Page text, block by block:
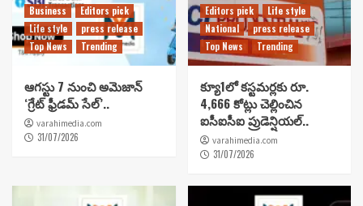
Business
Editors pick
Life style
press release
Top News
Trending
ఆగస్టు 7 నుంచి అమెజాన్
‘గ్రేట్ ఫ్రీడమ్ సేల్’..
varahimedia.com
31/07/2026
Editors pick
Life style
National
press release
Top News
Trending
క్యూ1లో కస్టమర్లకు రూ.
4,666 కోట్లు చెల్లించిన
ఐసీఐసీఐ ప్రుడెన్షియల్..
varahimedia.com
31/07/2026